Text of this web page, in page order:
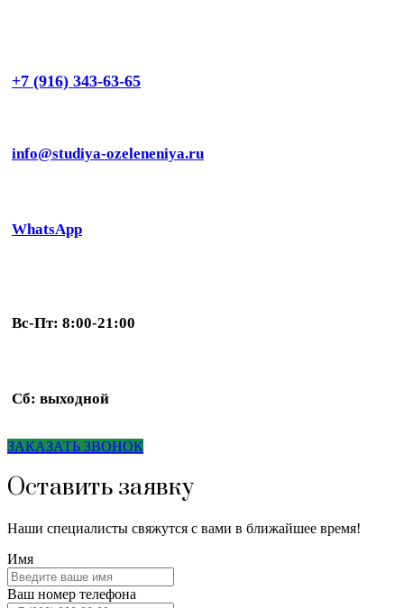
+7 (916) 343-63-65
info@studiya-ozeleneniya.ru
WhatsApp
Вс-Пт: 8:00-21:00
Сб: выходной
ЗАКАЗАТЬ ЗВОНОК
Оставить заявку
Наши специалисты свяжутся с вами в ближайшее время!
Имя
Ваш номер телефона